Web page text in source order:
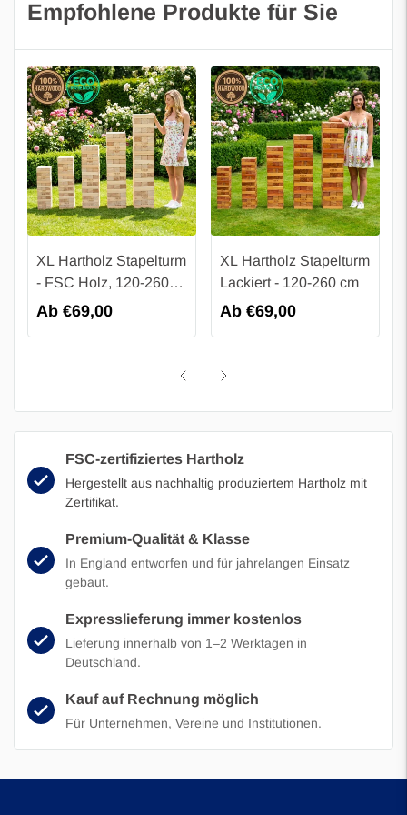
Empfohlene Produkte für Sie
XL Hartholz Stapelturm
- FSC Holz, 120-260
cm
Regulärer
Preis
Ab €69,00
XL Hartholz Stapelturm
Lackiert - 120-260 cm
Regulärer
Preis
Ab €69,00
FSC-zertifiziertes Hartholz
Hergestellt aus nachhaltig produziertem Hartholz mit
Zertifikat.
Premium-Qualität & Klasse
In England entworfen und für jahrelangen Einsatz
gebaut.
Expresslieferung immer kostenlos
Lieferung innerhalb von 1–2 Werktagen in
Deutschland.
Kauf auf Rechnung möglich
Für Unternehmen, Vereine und Institutionen.